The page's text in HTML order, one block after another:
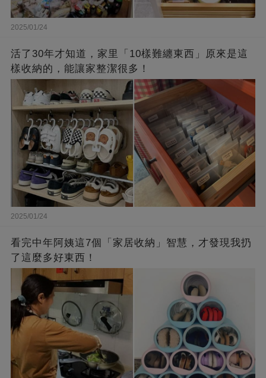
2025/01/24
活了30年才知道，家里「10樣難纏東西」原來是這
樣收納的，能讓家整潔很多！
2025/01/24
看完中年阿姨這7個「家居收納」智慧，才發現我扔
了這麼多好東西！